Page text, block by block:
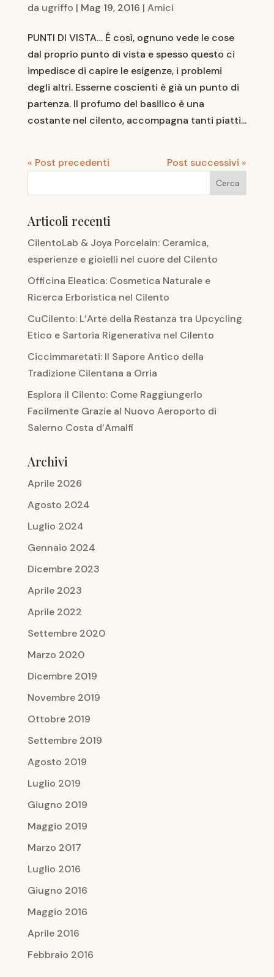
da ugriffo | Mag 19, 2016 | Amici
PUNTI DI VISTA… É così, ognuno vede le cose
dal proprio punto di vista e spesso questo ci
impedisce di capire le esigenze, i problemi
degli altri. Esserne coscienti è già un punto di
partenza. Il profumo del basilico è una
costante nel cilento, accompagna tanti piatti...
« Post precedenti Post successivi »
Articoli recenti
CilentoLab & Joya Porcelain: Ceramica,
esperienze e gioielli nel cuore del Cilento
Officina Eleatica: Cosmetica Naturale e
Ricerca Erboristica nel Cilento
CuCilento: L’Arte della Restanza tra Upcycling
Etico e Sartoria Rigenerativa nel Cilento
Ciccimmaretati: Il Sapore Antico della
Tradizione Cilentana a Orria
Esplora il Cilento: Come Raggiungerlo
Facilmente Grazie al Nuovo Aeroporto di
Salerno Costa d’Amalfi
Archivi
Aprile 2026
Agosto 2024
Luglio 2024
Gennaio 2024
Dicembre 2023
Aprile 2023
Aprile 2022
Settembre 2020
Marzo 2020
Dicembre 2019
Novembre 2019
Ottobre 2019
Settembre 2019
Agosto 2019
Luglio 2019
Giugno 2019
Maggio 2019
Marzo 2017
Luglio 2016
Giugno 2016
Maggio 2016
Aprile 2016
Febbraio 2016